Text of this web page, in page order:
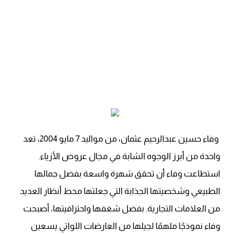
وفاء حسين عبدالرحيم عثمان، من مواليد 7 مايو 2004، تعد
واحدة من أبرز الوجوه الشابة في مجال عروض الأزياء.
استطاعت وفاء أن تحقق شهرة واسعة بفضل جمالها
الطبيعي وشخصيتها الجذابة التي جعلتها محط أنظار العديد
من العلامات التجارية. بفضل شغفها واحترافيتها، أصبحت
وفاء نموذجًا ملهمًا لجيلها من العارضات اللواتي يسعين